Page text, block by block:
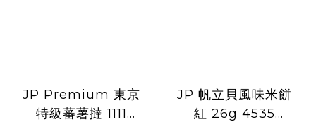
JP Premium 東京
特級蕃薯撻 1111
JP 帆立貝風味米餅
紅 26g 4535